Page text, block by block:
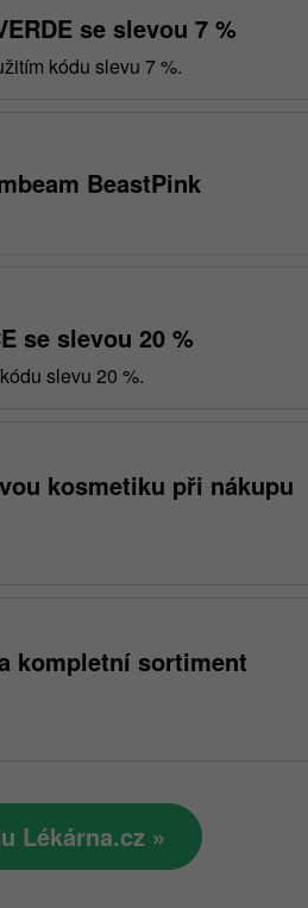
se slevou 7 %
kódu slevu 7 %.
BeastPink
se slevou 20 %
slevu 20 %.
kosmetiku při nákupu
kompletní sortiment
Lékárna.cz »